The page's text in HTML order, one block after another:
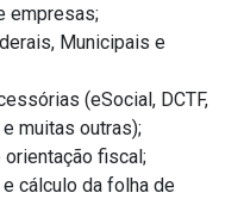
empresas;
Municipais e
(eSocial, DCTF,
e muitas outras);
orientação fiscal;
cálculo da folha de